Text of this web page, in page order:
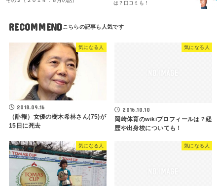
は？口コミも！
RECOMMEND
気になる人
2018.09.16
（訃報）女優の樹木希林さん(75)が
15日に死去
気になる人
2016.10.10
岡崎体育のwikiプロフィールは？経
歴や出身校についても！
気になる人 気になる人